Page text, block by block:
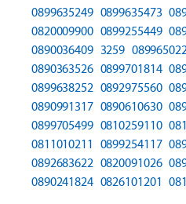
0899635249 0899635473
0820009900 0899255449
0890036409 3259
0890363526 0899701814
0899638252 0892975560
0890991317 0890610630
0899705499 0810259110
0811010211 0899254117
0892683622 0820091026
0890241824 0826101201